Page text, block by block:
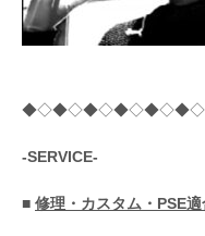
-SERVICE-
■ 修理・カスタム・PSE適